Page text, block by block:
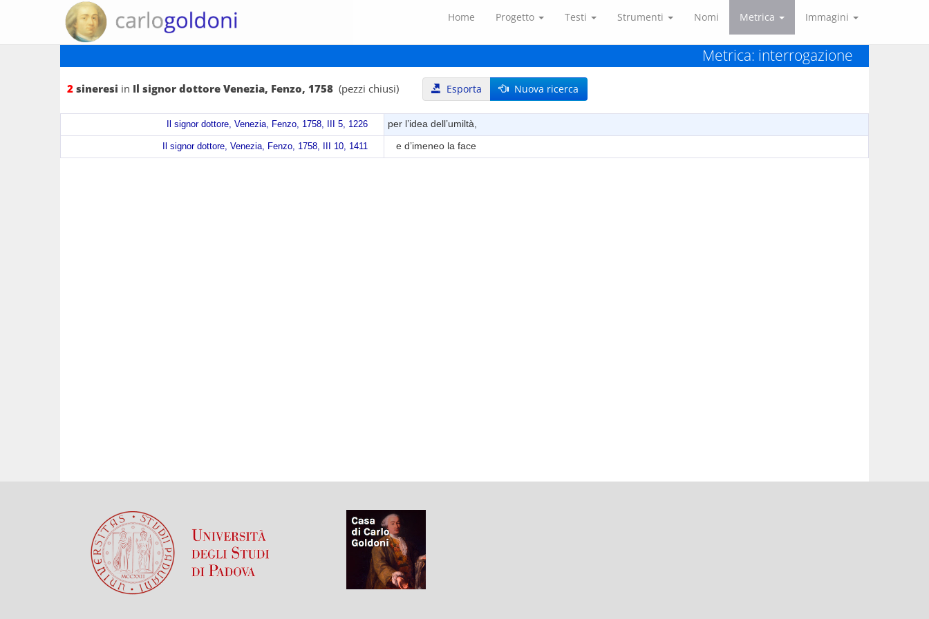
Home Progetto Testi Strumenti Nomi Metrica Immagini
Metrica: interrogazione
2 sineresi in Il signor dottore Venezia, Fenzo, 1758 (pezzi chiusi) Esporta Nuova ricerca
Il signor dottore, Venezia, Fenzo, 1758, III 5, 1226 per l’idea dell’umiltà,
Il signor dottore, Venezia, Fenzo, 1758, III 10, 1411 e d’imeneo la face